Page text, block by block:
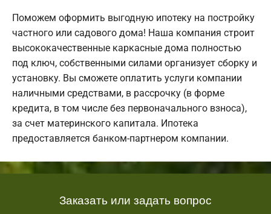
Поможем оформить выгодную ипотеку на постройку
частного или садового дома! Наша компания строит
высококачественные каркасные дома полностью
под ключ, собственными силами организует сборку и
установку. Вы сможете оплатить услуги компании
наличными средствами, в рассрочку (в форме
кредита, в том числе без первоначального взноса),
за счет материнского капитала. Ипотека
предоставляется банком-партнером компании.
Заказать или задать вопрос